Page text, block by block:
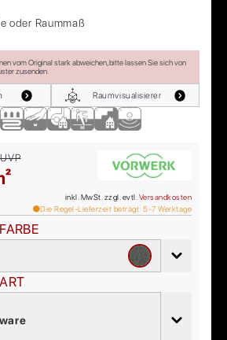
oder Raummaß
vom Original stark abweichen, bitte lassen Sie sich von
zusenden.
Raumvisualisierer
inkl. MwSt. zzgl. evtl. Versandkosten
Die Regel-Lieferzeit beträgt: 5-7 Werktage